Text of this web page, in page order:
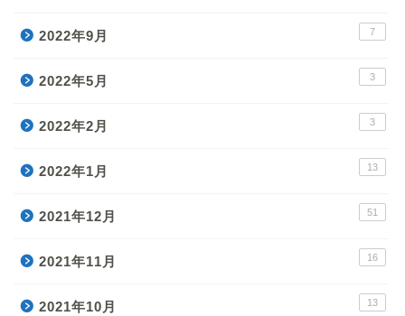
2022年9月 7
2022年5月 3
2022年2月 3
2022年1月 13
2021年12月 51
2021年11月 16
2021年10月 13